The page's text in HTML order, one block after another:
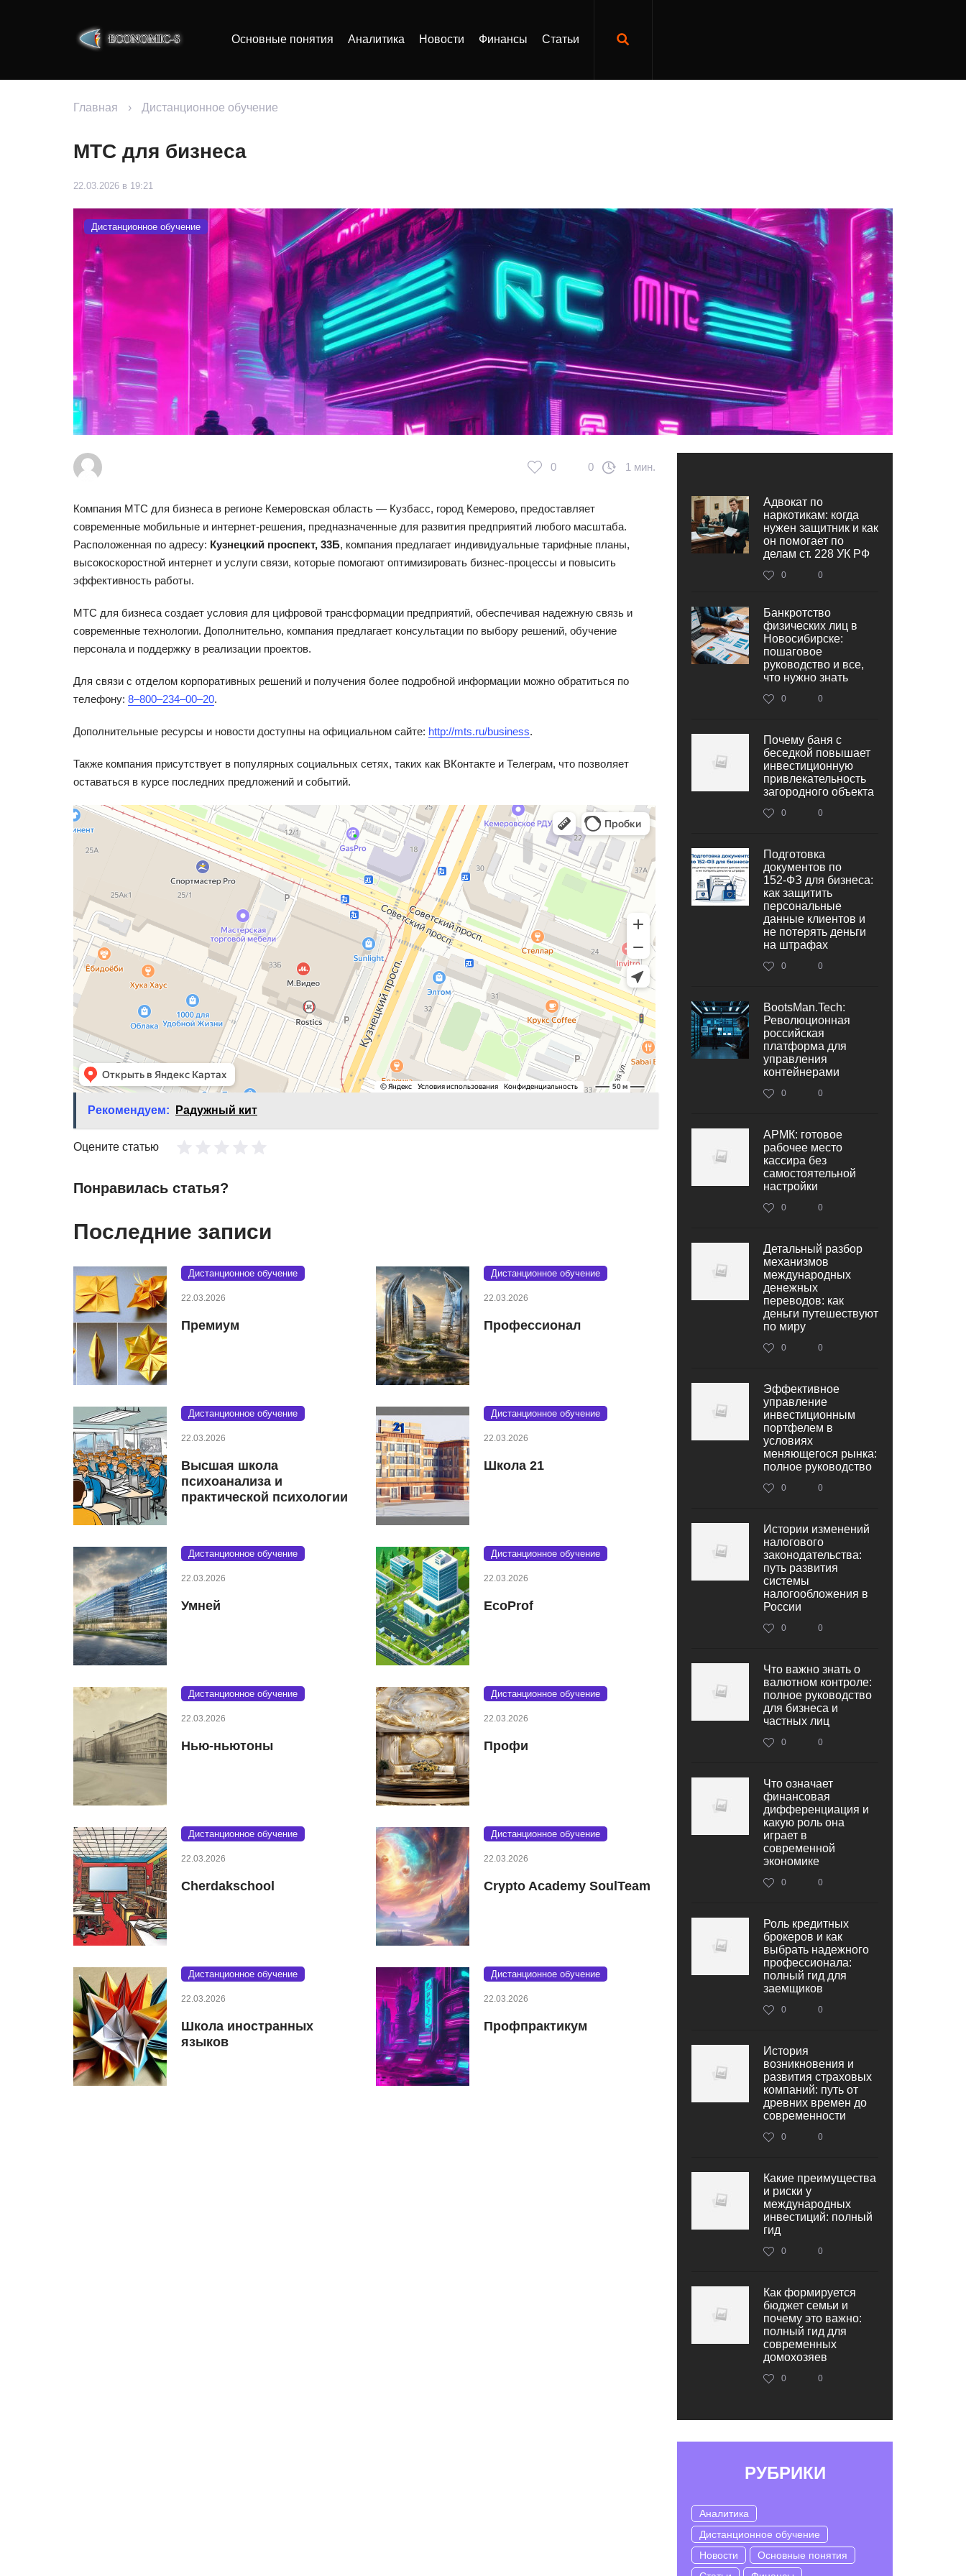
Основные понятия Аналитика Новости Финансы Статьи
Главная › Дистанционное обучение
МТС для бизнеса
22.03.2026 в 19:21
Дистанционное обучение
0 0 1 мин.
Компания МТС для бизнеса в регионе Кемеровская область — Кузбасс, город Кемерово, предоставляет
современные мобильные и интернет-решения, предназначенные для развития предприятий любого масштаба.
Расположенная по адресу: Кузнецкий проспект, 33Б, компания предлагает индивидуальные тарифные планы,
высокоскоростной интернет и услуги связи, которые помогают оптимизировать бизнес-процессы и повысить
эффективность работы.
МТС для бизнеса создает условия для цифровой трансформации предприятий, обеспечивая надежную связь и
современные технологии. Дополнительно, компания предлагает консультации по выбору решений, обучение
персонала и поддержку в реализации проектов.
Для связи с отделом корпоративных решений и получения более подробной информации можно обратиться по
телефону: 8‒800‒234‒00‒20.
Дополнительные ресурсы и новости доступны на официальном сайте: http://mts.ru/business.
Также компания присутствует в популярных социальных сетях, таких как ВКонтакте и Телеграм, что позволяет
оставаться в курсе последних предложений и событий.
Рекомендуем: Радужный кит
Оцените статью
Понравилась статья?
Последние записи
Дистанционное обучение
22.03.2026
Премиум
Дистанционное обучение
22.03.2026
Профессионал
Дистанционное обучение
22.03.2026
Высшая школа
психоанализа и
практической психологии
Дистанционное обучение
22.03.2026
Школа 21
Дистанционное обучение
22.03.2026
Умней
Дистанционное обучение
22.03.2026
EcoProf
Дистанционное обучение
22.03.2026
Нью-ньютоны
Дистанционное обучение
22.03.2026
Профи
Дистанционное обучение
22.03.2026
Cherdakschool
Дистанционное обучение
22.03.2026
Crypto Academy SoulTeam
Дистанционное обучение
22.03.2026
Школа иностранных
языков
Дистанционное обучение
22.03.2026
Профпрактикум
Адвокат по
наркотикам: когда
нужен защитник и как
он помогает по
делам ст. 228 УК РФ
0 0
Банкротство
физических лиц в
Новосибирске:
пошаговое
руководство и все,
что нужно знать
0 0
Почему баня с
беседкой повышает
инвестиционную
привлекательность
загородного объекта
0 0
Подготовка
документов по
152‑ФЗ для бизнеса:
как защитить
персональные
данные клиентов и
не потерять деньги
на штрафах
0 0
BootsMan.Tech:
Революционная
российская
платформа для
управления
контейнерами
0 0
АРМК: готовое
рабочее место
кассира без
самостоятельной
настройки
0 0
Детальный разбор
механизмов
международных
денежных
переводов: как
деньги путешествуют
по миру
0 0
Эффективное
управление
инвестиционным
портфелем в
условиях
меняющегося рынка:
полное руководство
0 0
Истории изменений
налогового
законодательства:
путь развития
системы
налогообложения в
России
0 0
Что важно знать о
валютном контроле:
полное руководство
для бизнеса и
частных лиц
0 0
Что означает
финансовая
дифференциация и
какую роль она
играет в
современной
экономике
0 0
Роль кредитных
брокеров и как
выбрать надежного
профессионала:
полный гид для
заемщиков
0 0
История
возникновения и
развития страховых
компаний: путь от
древних времен до
современности
0 0
Какие преимущества
и риски у
международных
инвестиций: полный
гид
0 0
Как формируется
бюджет семьи и
почему это важно:
полный гид для
современных
домохозяев
0 0
РУБРИКИ
Аналитика
Дистанционное обучение
Новости
Основные понятия